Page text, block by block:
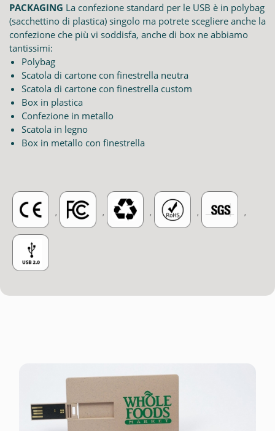
PACKAGING La confezione standard per le USB è in polybag
(sacchettino di plastica) singolo ma potrete scegliere anche la
confezione che più vi soddisfa, anche di box ne abbiamo
tantissimi:
Polybag
Scatola di cartone con finestrella neutra
Scatola di cartone con finestrella custom
Box in plastica
Confezione in metallo
Scatola in legno
Box in metallo con finestrella
, , , , ,